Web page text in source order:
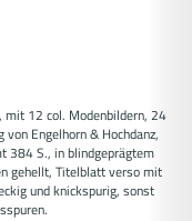
mit 12 col. Modenbildern, 24
Engelhorn & Hochdanz,
384 S., in blindgeprägtem
gehellt, Titelblatt verso mit
und knickspurig, sonst